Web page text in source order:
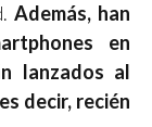
Además, han
en
lanzados al
decir, recién